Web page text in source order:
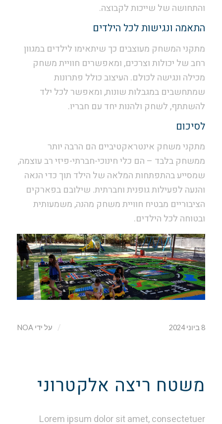
והתחושה של שייכות לקבוצה.
התאמה ונגישות לכל הילדים
מתקני המשחק מעוצבים כך שיתאימו לילדים במגוון
רחב של יכולות וצרכים, ומאפשרים חוויית משחק
מכילה ונגישה לכולם. העיצוב כולל פתרונות
שמתחשבים במגבלות שונות, ומאפשר לכל ילד
להשתתף, לשחק ולהנות יחד עם חבריו.
לסיכום
מתקני משחק אינטראקטיביים הם הרבה יותר
ממשחק בלבד – הם כלי חינוכי-חברתי-פיזי רב עוצמה,
שמסייע בהתפתחות המלאה של הילד תוך כדי הנאה
והנעה לפעילות גופנית וחברתית. שילובם בפארקים
הציבוריים מבטיח חוויית משחק מהנה, משמעותית
ובטוחה לכל הילדים.
8 ביוני 2024 / על ידיNOA
משטח ריצה אלקטרוני
Lorem ipsum dolor sit amet, consectetuer